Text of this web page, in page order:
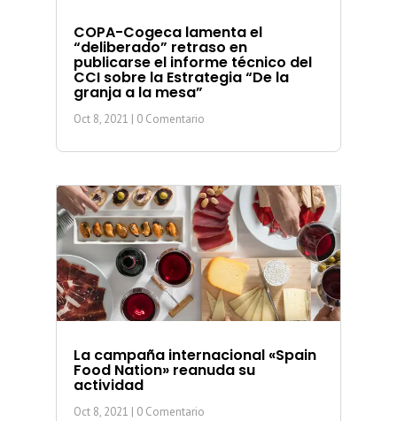
COPA-Cogeca lamenta el
“deliberado” retraso en
publicarse el informe técnico del
CCI sobre la Estrategia “De la
granja a la mesa”
Oct 8, 2021 | 0 Comentario
La campaña internacional «Spain
Food Nation» reanuda su
actividad
Oct 8, 2021 | 0 Comentario